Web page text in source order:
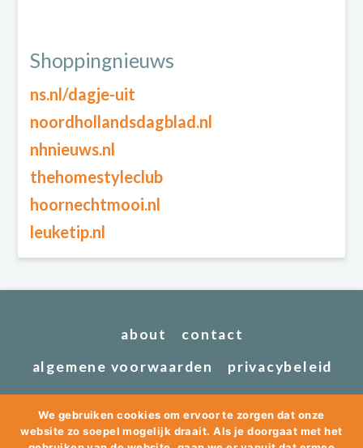
Shoppingnieuws
ns.nl/dagje-uit
noordhollandsdagblad.nl
nhnieuws.nl
thehomestyleclub
hoornechtmooi.nl
leuketip.nl
about
contact
algemene voorwaarden
privacybeleid
We gebruiken cookies om ervoor te zorgen dat onze
website zo soepel mogelijk draait. Als je doorgaat met het